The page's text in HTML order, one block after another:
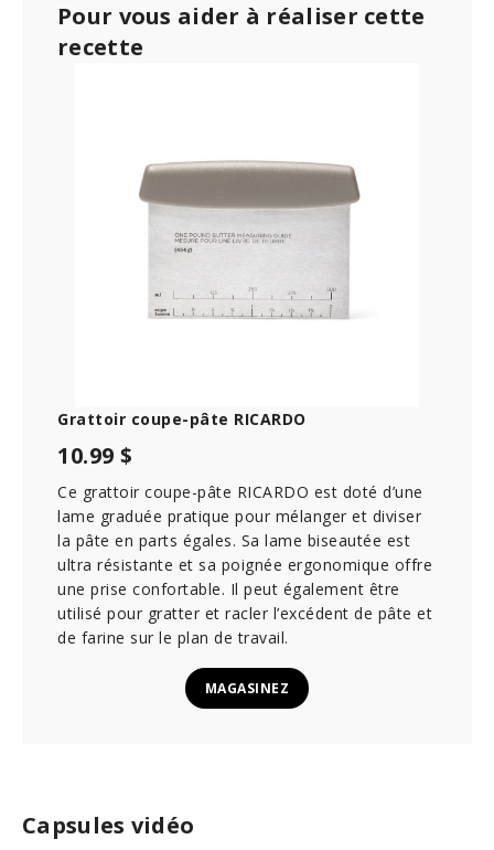
Capsules vidéo
Pour vous aider à réaliser cette
recette
Grattoir coupe-pâte RICARDO
10.99 $
Ce grattoir coupe-pâte RICARDO est doté d’une
lame graduée pratique pour mélanger et diviser
la pâte en parts égales. Sa lame biseautée est
ultra résistante et sa poignée ergonomique offre
une prise confortable. Il peut également être
utilisé pour gratter et racler l’excédent de pâte et
de farine sur le plan de travail.
MAGASINEZ